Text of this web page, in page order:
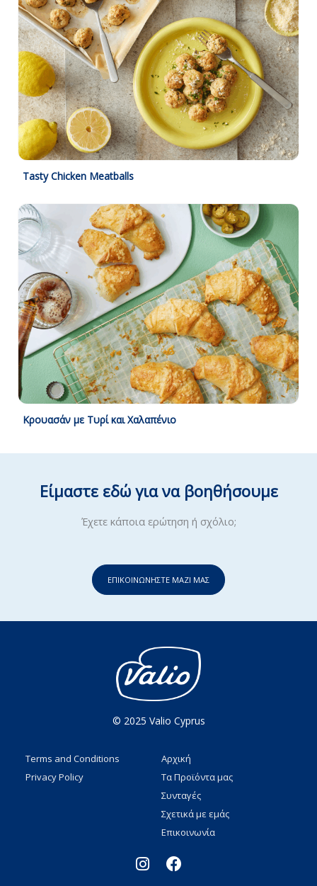
Tasty Chicken Meatballs
Κρουασάν με Τυρί και Χαλαπένιο
Είμαστε εδώ για να βοηθήσουμε
Έχετε κάποια ερώτηση ή σχόλιο;
ΕΠΙΚΟΙΝΩΝΗΣΤΕ ΜΑΖΙ ΜΑΣ
© 2025 Valio Cyprus
Terms and Conditions
Privacy Policy
Αρχική
Τα Προϊόντα μας
Συνταγές
Σχετικά με εμάς
Επικοινωνία
I
n
F
a